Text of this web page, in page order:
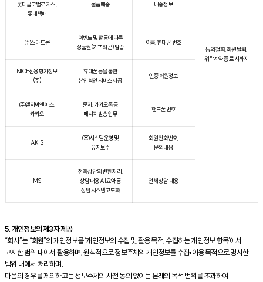
동의 철회, 회원 탈퇴,
위탁계약 종료 시까지
롯데글로벌로지스 ,
롯데택배
물품배송 배송정보
㈜스마트콘
이벤트 및 활동에 따른
상품권(기프티콘) 발송
이름, 휴대폰 번호
NICE신용평가정보
(주)
휴대폰 등을 통한
본인확인 서비스 제공
인증 회원정보
㈜엘지씨엔에스,
카카오
문자, 카카오톡 등
메시지 발송 업무
핸드폰번호
AKIS
080시스템 운영 및
유지보수
회원 전화번호,
문의내용
MS
전화상담의 변환 처리,
상담 내용 AI 요약 등
상담 시스템 고도화
전체 상담 내용
5. 개인정보의 제3자 제공
“회사”는 “회원”의 개인정보를 ‘개인정보의 수집 및 활용 목적, 수집하는 개인정보 항목’에서
고지한 범위 내에서 활용하며, 원칙적으로 정보주체의 개인정보를 수집•이용 목적으로 명시한
범위 내에서 처리하며,
다음의 경우를 제외하고는 정보주체의 사전 동의 없이는 본래의 목적 범위를 초과하여